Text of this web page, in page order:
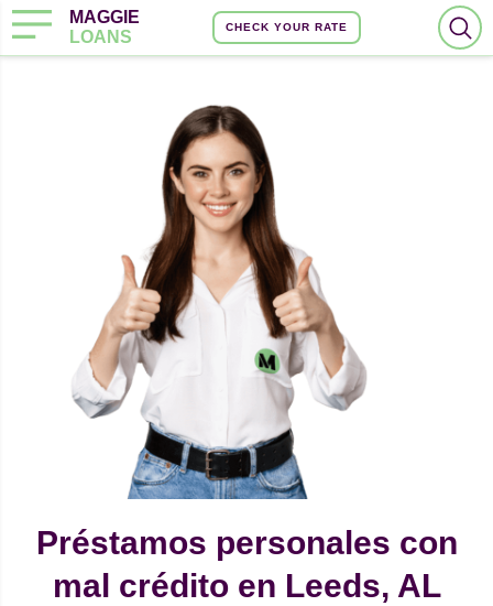
MAGGIE
LOANS
CHECK YOUR RATE
Préstamos personales con
mal crédito en Leeds, AL